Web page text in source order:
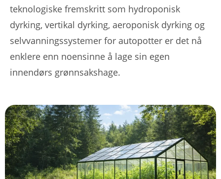
teknologiske fremskritt som hydroponisk
dyrking, vertikal dyrking, aeroponisk dyrking og
selvvanningssystemer for autopotter er det nå
enklere enn noensinne å lage sin egen
innendørs grønnsakshage.